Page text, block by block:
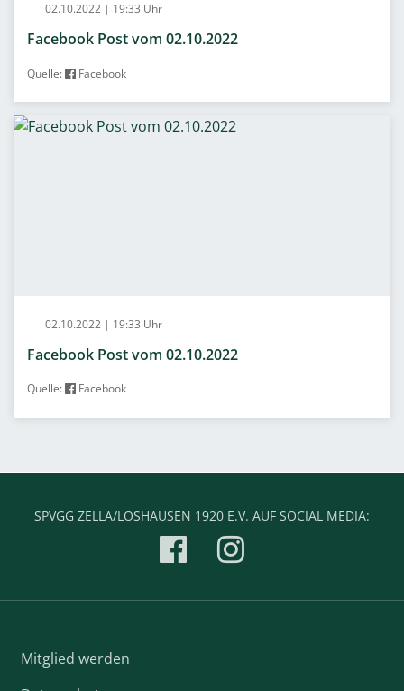
02.10.2022 | 19:33 Uhr
Facebook Post vom 02.10.2022
Quelle: Facebook
02.10.2022 | 19:33 Uhr
Facebook Post vom 02.10.2022
Quelle: Facebook
SPVGG ZELLA/LOSHAUSEN 1920 E.V. AUF SOCIAL MEDIA:
Mitglied werden